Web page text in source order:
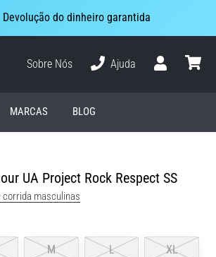
Devolução do dinheiro garantida
Sobre Nós
Ajuda
MARCAS BLOG
UA Project Rock Respect SS
corrida masculinas
M L XL